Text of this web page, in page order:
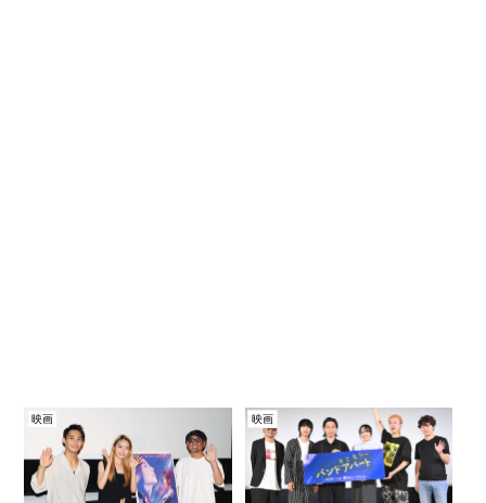
映画 映画